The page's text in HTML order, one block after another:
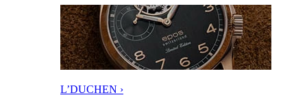
L’DUCHEN ›